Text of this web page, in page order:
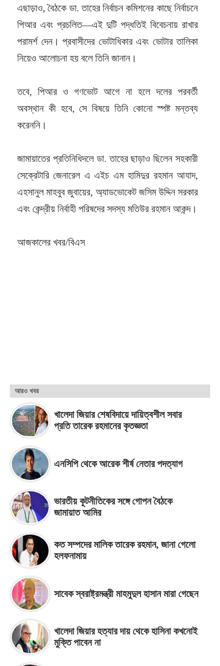
এছাড়াও, বৈঠকে ডা. তাহের নির্বাচন কমিশনের কাছে নির্বাচনে
পিআর এবং প্রচলিত—এই দুটি পদ্ধতিই বিবেচনায় রাখার
পরামর্শ দেন। প্রবাসীদের ভোটাধিকার এবং ভোটার তালিকা
নিয়েও আলোচনা হয় বলে তিনি জানান।
তবে, পিআর ও গণভোট আগে না হলে দলের পরবর্তী
অবস্থান কী হবে, সে বিষয়ে তিনি কোনো স্পষ্ট মন্তব্য
করেননি।
জামায়াতের প্রতিনিধিদলে ডা. তাহের ছাড়াও ছিলেন সহকারী
সেক্রেটারি জেনারেল এ এইচ এম হামিদুর রহমান আযাদ,
এহসানুল মাহবুব জুবায়ের, অ্যাডভোকেট জসিম উদ্দিন সরকার
এবং কেন্দ্রীয় নির্বাহী পরিষদের সদস্য মতিউর রহমান আকন্দ।
আজকালের খবর/বিএস
আরও খবর
খালেদা জিয়ার শেষবিদায়ে দায়িত্বশীল সবার
প্রতি তারেক রহমানের কৃতজ্ঞতা
এনসিপি থেকে আরেক শীর্ষ নেতার পদত্যাগ
ভারতীয় কূটনীতিকের সঙ্গে গোপন বৈঠকে
জামায়াত আমির
কত সম্পদের মালিক তারেক রহমান, জানা গেলো
হলফনামায়
সাবেক স্বরাষ্ট্রমন্ত্রী মাহমুদুল হাসান মারা গেছেন
খালেদা জিয়ার হত্যার দায় থেকে হাসিনা কখনোই
মুক্তি পাবেন না